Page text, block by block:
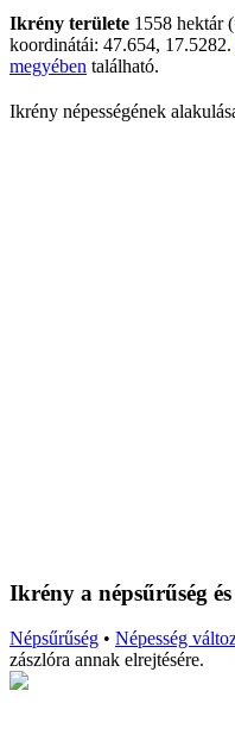
Ikrény területe 1558 hektár
koordinátái: 47.654, 17.5282.
megyében található.
Ikrény népességének
Ikrény a népsűrűség
Népsűrűség • Népesség
zászlóra annak elrejtésére.